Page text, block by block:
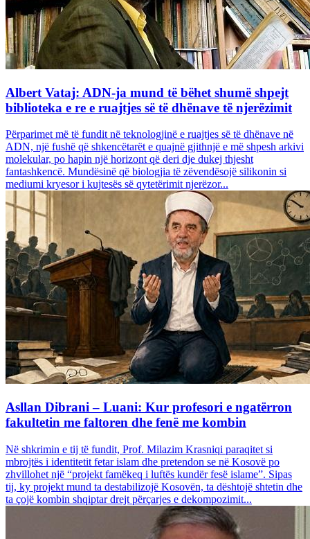
Albert Vataj: ADN-ja mund të bëhet shumë shpejt
biblioteka e re e ruajtjes së të dhënave të njerëzimit
Përparimet më të fundit në teknologjinë e ruajtjes së të dhënave në
ADN, një fushë që shkencëtarët e quajnë gjithnjë e më shpesh arkivi
molekular, po hapin një horizont që deri dje dukej thjesht
fantashkencë. Mundësinë që biologjia të zëvendësojë silikonin si
mediumi kryesor i kujtesës së qytetërimit njerëzor...
Asllan Dibrani – Luani: Kur profesori e ngatërron
fakultetin me faltoren dhe fenë me kombin
Në shkrimin e tij të fundit, Prof. Milazim Krasniqi paraqitet si
mbrojtës i identitetit fetar islam dhe pretendon se në Kosovë po
zhvillohet një “projekt famëkeq i luftës kundër fesë islame”. Sipas
tij, ky projekt mund ta destabilizojë Kosovën, ta dështojë shtetin dhe
ta çojë kombin shqiptar drejt përçarjes e dekompozimit...